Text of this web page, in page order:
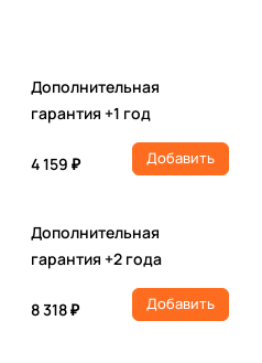
Дополнительная
гарантия +1 год
4 159 ₽ Добавить
Дополнительная
гарантия +2 года
8 318 ₽ Добавить